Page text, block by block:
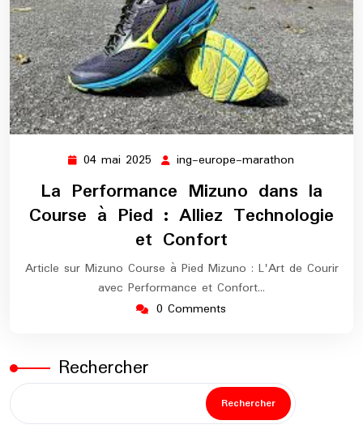
04 mai 2025 04
2025
ing-europe-marathon
europe-
marathon
La Performance Mizuno dans la
Course à Pied : Alliez Technologie
et Confort
Article sur Mizuno Course à Pied Mizuno : L'Art de Courir
avec Performance et Confort…
0 Comments
Rechercher
Rechercher